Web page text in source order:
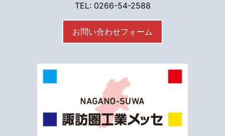
TEL: 0266-54-2588
お問い合わせフォーム